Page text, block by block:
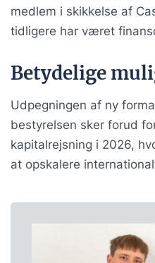
medlem i skikkelse af
tidligere har været
Betydelige
Udpegningen af ny
bestyrelsen sker forud
kapitalrejsning i 2026,
at opskalere